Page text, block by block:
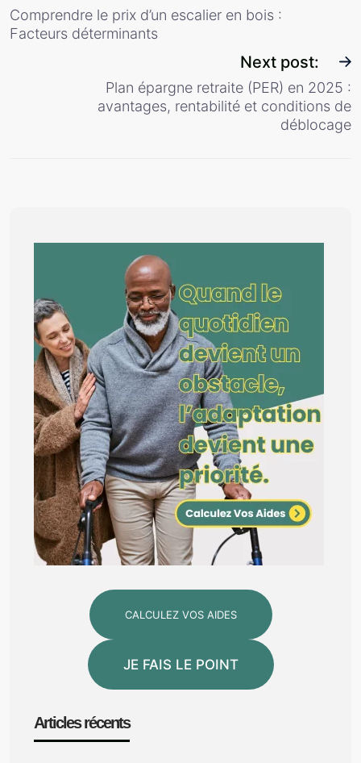
Comprendre le prix d’un escalier en bois :
Facteurs déterminants
Next post:
Plan épargne retraite (PER) en 2025 :
avantages, rentabilité et conditions de
déblocage
CALCULEZ VOS AIDES
JE FAIS LE POINT
Articles récents